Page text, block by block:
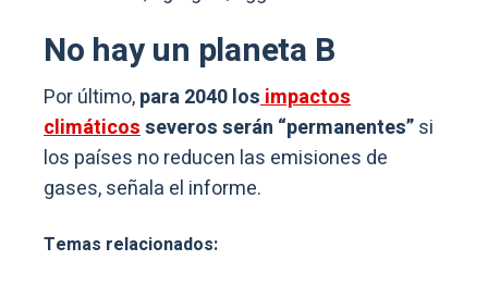
No hay un planeta B
Por último,para 2040 losimpactos
climáticosseveros serán “permanentes”si
los países no reducen las emisiones de
gases, señala el informe.
Temas relacionados: